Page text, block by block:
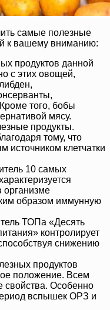
самые полезные
к вашему вниманию:
продуктов данной
с этих овощей,
того, бобы
мясу.
продукты.
тому, что
источником клетчатки
10 самых
организме
образом иммунную
ТОПа «Десять
контролирует
снижению
продуктов
положение. Всем
свойства. Особенно
вспышек ОРЗ и